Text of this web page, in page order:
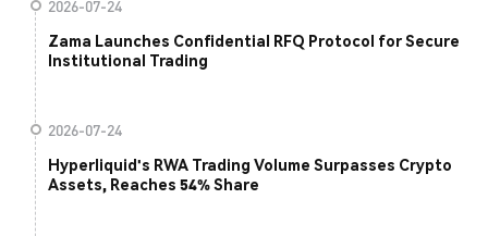
2026-07-24
Zama Launches Confidential RFQ Protocol for Secure
Institutional Trading
2026-07-24
Hyperliquid's RWA Trading Volume Surpasses Crypto
Assets, Reaches 54% Share